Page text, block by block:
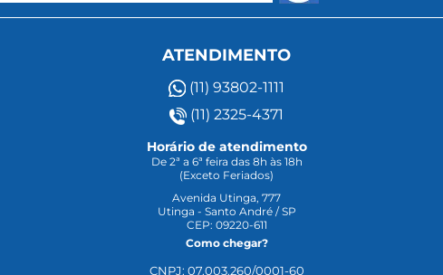
ATENDIMENTO
(11) 93802-1111
(11) 2325-4371
Horário de atendimento
De 2ª a 6ª feira das 8h às 18h
(Exceto Feriados)
Avenida Utinga, 777
Utinga - Santo André / SP
CEP: 09220-611
Como chegar?
CNPJ: 07.003.260/0001-60